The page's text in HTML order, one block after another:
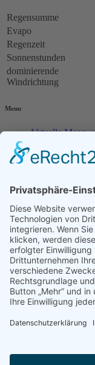
Regensumme
Evapo
Regenzeit
Sonnenstunden
dominierende
Windrichtung
Menu
Aktuelle
Wind
Sonne
eine Regionalmarke
Mehr erfahren